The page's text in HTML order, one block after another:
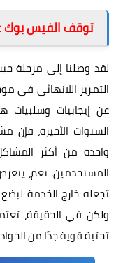
توقف الفيس بوك
لقد وصلنا إلى مرحلة
التمرير اللانهائي في
عن إيجابيات وسلبيات
السنوات الأخيرة،
واحدة من أكثر
المستخدمين. نعم،
تجعله خارج الخدمة
ولكن في الحقيقة،
تحتية قوية جدًا من